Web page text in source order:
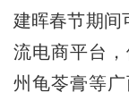
建晖春节期间
流电商平台
州龟苓膏等